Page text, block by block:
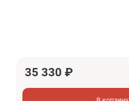
35 330 ₽